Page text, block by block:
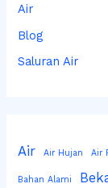
Air
Blog
Saluran Air
Air Air Hujan Air
Bahan Alami